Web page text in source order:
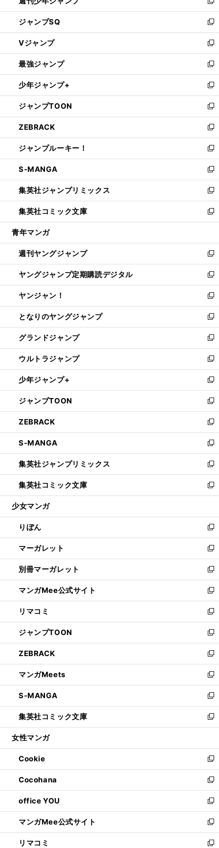
新
し
い
ウ
ィ
ン
ド
ウ
で
開
く
ジャンプSQ
新
し
い
ウ
ィ
ン
ド
ウ
で
開
く
Vジャンプ
新
し
い
ウ
ィ
ン
ド
ウ
で
開
く
最強ジャンプ
新
し
い
ウ
ィ
ン
ド
ウ
で
開
く
少年ジャンプ+
新
し
い
ウ
ィ
ン
ド
ウ
で
開
く
ジャンプTOON
新
し
い
ウ
ィ
ン
ド
ウ
で
開
く
ZEBRACK
新
し
い
ウ
ィ
ン
ド
ウ
で
開
ジャンプルーキー！
新
し
い
ウ
ィ
ン
ド
ウ
開
く
S-MANGA
新
し
い
ウ
ィ
ン
ウ
で
開
く
集英社ジャンプリミックス
新
し
い
ウ
ン
ド
ウ
で
開
く
集英社コミック文庫
新
し
ウ
ィ
ン
ド
ウ
で
開
く
青年マンガ
週刊ヤングジャンプ
新
し
い
ウ
ィ
ン
ド
ウ
で
開
く
ヤングジャンプ定期購読デジタル
新
し
い
ウ
ィ
ン
ド
ウ
で
開
く
ヤンジャン！
新
し
い
ウ
ィ
ン
ド
ウ
で
開
く
となりのヤングジャンプ
新
し
い
ウ
ィ
ン
ド
ウ
で
開
く
グランドジャンプ
新
し
い
ウ
ィ
ン
ド
ウ
で
開
く
ウルトラジャンプ
新
し
い
ウ
ィ
ン
ド
ウ
で
開
く
少年ジャンプ+
新
し
い
ウ
ィ
ン
ド
ウ
で
開
く
ジャンプTOON
新
し
い
ウ
ィ
ン
ド
ウ
で
開
ZEBRACK
新
し
い
ウ
ィ
ン
ド
ウ
開
く
S-MANGA
新
し
い
ウ
ィ
ン
ウ
で
開
く
集英社ジャンプリミックス
新
し
い
ウ
ン
ド
ウ
で
開
く
集英社コミック文庫
新
し
ウ
ィ
ン
ド
ウ
で
開
く
少女マンガ
りぼん
新
し
い
ウ
ィ
ン
ド
ウ
で
開
く
マーガレット
新
し
い
ウ
ィ
ン
ド
ウ
で
開
く
別冊マーガレット
新
し
い
ウ
ィ
ン
ド
ウ
で
開
く
マンガMee公式サイト
新
し
い
ウ
ィ
ン
ド
ウ
で
開
く
リマコミ
新
し
い
ウ
ィ
ン
ド
ウ
で
開
く
ジャンプTOON
新
し
い
ウ
ィ
ン
ド
ウ
で
開
ZEBRACK
新
し
い
ウ
ィ
ン
ド
ウ
開
く
マンガMeets
新
し
い
ウ
ィ
ン
ウ
で
開
く
S-MANGA
新
し
い
ウ
ン
ド
ウ
で
開
く
集英社コミック文庫
新
し
ウ
ィ
ン
ド
ウ
で
開
く
女性マンガ
Cookie
新
し
い
ウ
ィ
ン
ド
ウ
で
Cocohana
新
し
い
ウ
ィ
ン
ド
office YOU
新
し
い
ウ
ィ
マンガMee公式サイト
新
し
い
リマコミ 新